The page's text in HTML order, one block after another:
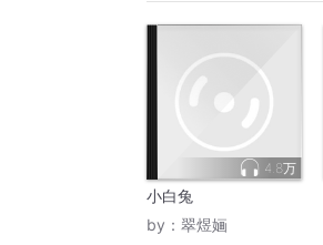
4.8万
小白兔
by： 翠煜婳